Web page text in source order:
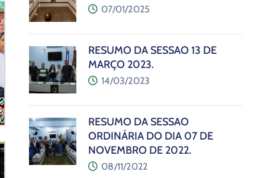
07/01/2025
RESUMO DA SESSÃO 13 DE
MARÇO 2023.
14/03/2023
RESUMO DA SESSÃO
ORDINÁRIA DO DIA 07 DE
NOVEMBRO DE 2022.
08/11/2022